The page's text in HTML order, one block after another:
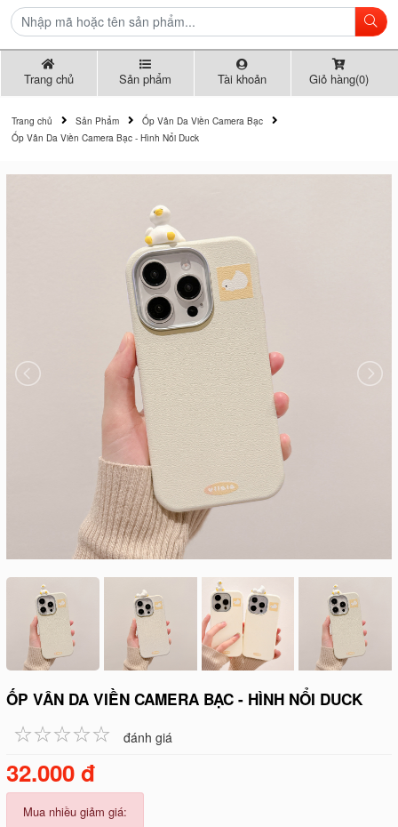
Trang chủ Sản phẩm Tài khoản Giỏ hàng(0)
Trang chủ Sản Phẩm
Ốp Vân Da Viền Camera Bạc
Ốp Vân Da Viền Camera Bạc - Hình Nổi Duck
ỐP VÂN DA VIỀN CAMERA BẠC - HÌNH NỔI DUCK
☆☆☆☆☆
★★★★★ đánh giá
32.000 đ
Mua nhiều giảm giá: